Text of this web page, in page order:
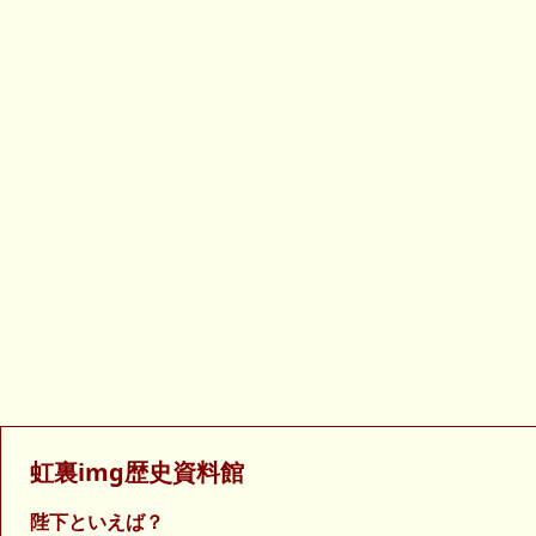
虹裏img歴史資料館
陛下といえば？